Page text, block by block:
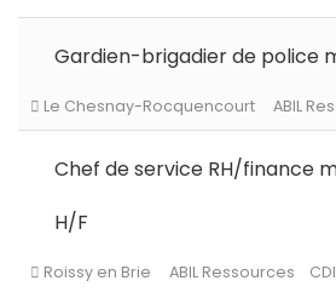
Levallois-Perret ABIL
Paris (75) ABIL Ressources
Palaiseau ABIL Ressources CDI
Gardien-brigadier de police
Chef de service RH/finance
H/F